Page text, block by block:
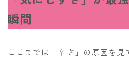
瞬間
ここまでは「辛さ」の原因を